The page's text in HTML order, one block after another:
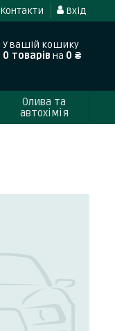
Контакти Вхід
У вашій кошику
0 товарів на 0 ₴
Олива та
автохімія